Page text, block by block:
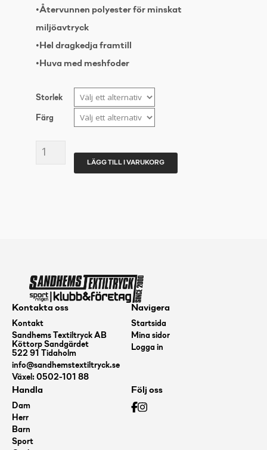
•Återvunnen polyester för minskat
miljöavtryck
•Hel dragkedja framtill
•Huva med meshfoder
Storlek
Färg
CRAFT
LÄGG TILL I VARUKORG
Kontakta oss
Kontakt
Sandhems Textiltryck AB
Köttorp Sandgärdet
522 91 Tidaholm
info@sandhemstextiltryck.se
Växel: 0502-101 88
Navigera
Startsida
Mina sidor
Logga in
Handla
Dam
Herr
Barn
Sport
Följ oss